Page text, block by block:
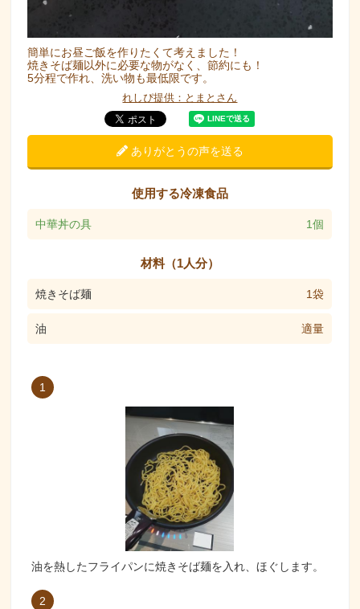
簡単にお昼ご飯を作りたくて考えました！
焼きそば麺以外に必要な物がなく、節約にも！
5分程で作れ、洗い物も最低限です。
れしぴ提供：とまとさん
ありがとうの声を送る
使用する冷凍食品
中華丼の具 1個
材料（1人分）
焼きそば麺 1袋
油 適量
1
油を熱したフライパンに焼きそば麺を入れ、ほぐします。
2